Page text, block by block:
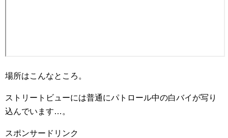
場所はこんなところ。
ストリートビューには普通にパトロール中の白バイが写り
込んでいます…。
スポンサードリンク